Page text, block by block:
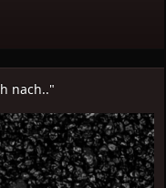
nach.."